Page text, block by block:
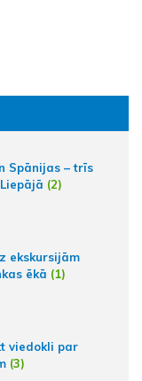
Spānijas – trīs
(2)
ekskursijām
ēkā (1)
viedokli par
(3)